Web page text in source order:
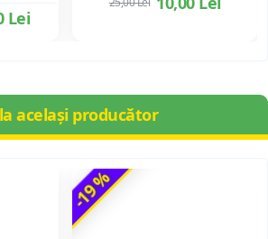
Lei
același producător
-19 %